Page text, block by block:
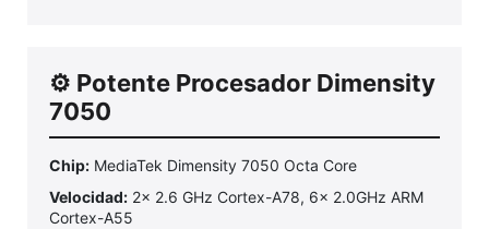
⚙️ Potente Procesador Dimensity
7050
Chip: MediaTek Dimensity 7050 Octa Core
Velocidad: 2x 2.6 GHz Cortex-A78, 6x 2.0GHz ARM
Cortex-A55